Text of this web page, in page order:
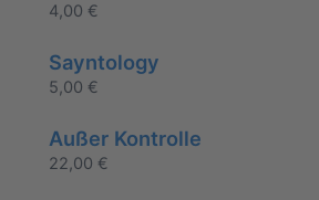
4,00 €
Sayntology
5,00 €
Außer Kontrolle
22,00 €